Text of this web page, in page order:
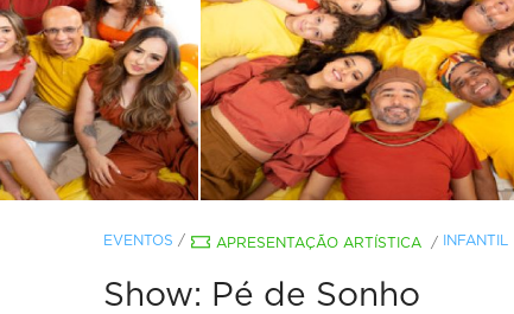
EVENTOS / APRESENTAÇÃO ARTÍSTICA / INFANTIL
Show: Pé de Sonho